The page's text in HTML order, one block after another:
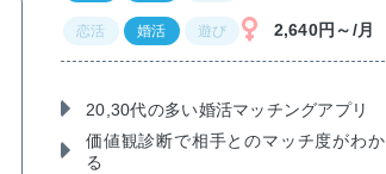
20,30代の多い婚活マッチングアプリ
価値観診断で相手とのマッチ度がわか
る
恋活 婚活 遊び 2,640円～/月